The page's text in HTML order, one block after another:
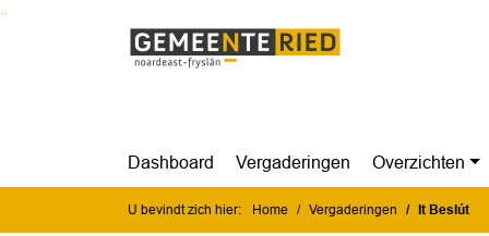
Ga naar de inhoud van deze pagina
Ga naar het zoeken
Ga naar het menu
Dashboard Vergaderingen Overzichten
U bevindt zich hier: Home Vergaderingen It Beslút